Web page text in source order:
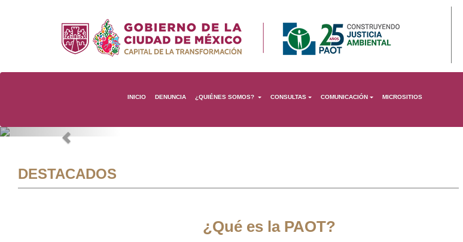
INICIO DENUNCIA ¿QUIÉNES SOMOS? CONSULTAS COMUNICACIÓN MICROSITIOS
Previous
DESTACADOS
¿Qué es la PAOT?